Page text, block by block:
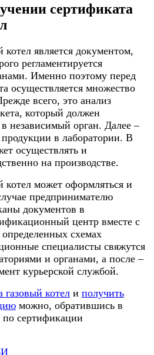
сертификата
является документом,
регламентируется
Именно поэтому перед
осуществляется множество
всего, это анализ
который должен
в независимый орган. Далее –
продукции в лаборатории. В
осуществлять и
на производстве.
котел может оформляться и
предпринимателю
документов в
центр вместе с
схемах
специалисты свяжутся
и органами, а после –
курьерской службой.
газовый котел и получить
можно, обратившись в
по сертификации